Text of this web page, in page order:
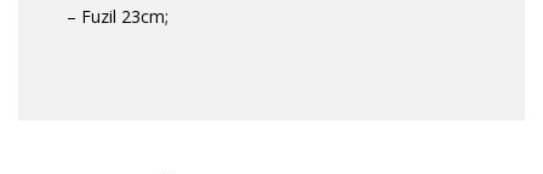
– Fuzil 23cm;